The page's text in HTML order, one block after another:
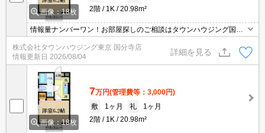
画像：18枚
2階
1K 20.98m²
情報量ナンバーワン！お部屋探しのご相談はタウンハウジング国分
寺店にお任せを！
株式会社タウンハウジング東京 国分寺店
情報更新日 2026/08/04
詳細を見る
画像：18枚
7万円(管理費等：3,000円)
敷
1ヶ月 礼
1ヶ月
2階
1K 20.98m²